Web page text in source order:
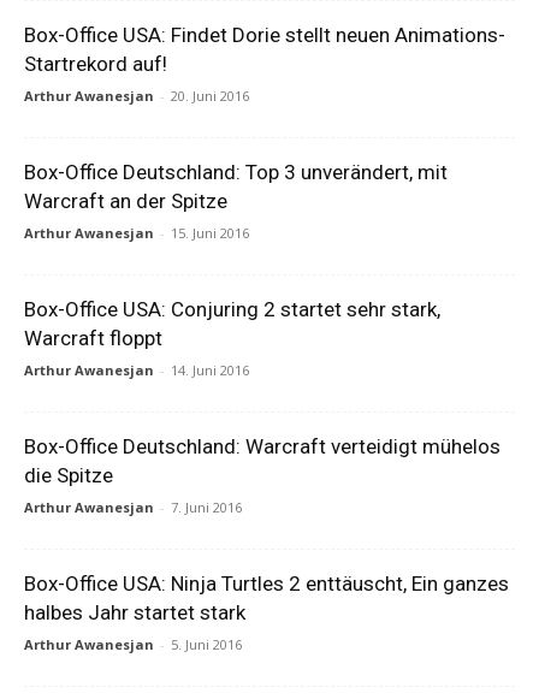
Box-Office USA: Findet Dorie stellt neuen Animations-
Startrekord auf!
Arthur Awanesjan - 20. Juni 2016
Box-Office Deutschland: Top 3 unverändert, mit
Warcraft an der Spitze
Arthur Awanesjan - 15. Juni 2016
Box-Office USA: Conjuring 2 startet sehr stark,
Warcraft floppt
Arthur Awanesjan - 14. Juni 2016
Box-Office Deutschland: Warcraft verteidigt mühelos
die Spitze
Arthur Awanesjan - 7. Juni 2016
Box-Office USA: Ninja Turtles 2 enttäuscht, Ein ganzes
halbes Jahr startet stark
Arthur Awanesjan - 5. Juni 2016